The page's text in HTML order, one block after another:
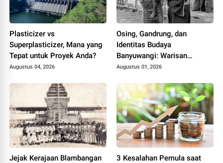
Plasticizer vs
Superplasticizer, Mana yang
Tepat untuk Proyek Anda?
Augustus 04, 2026
Osing, Gandrung, dan
Identitas Budaya
Banyuwangi: Warisan
Blambangan yang Tetap
Augustus 01, 2026
Jejak Kerajaan Blambangan
3 Kesalahan Pemula saat